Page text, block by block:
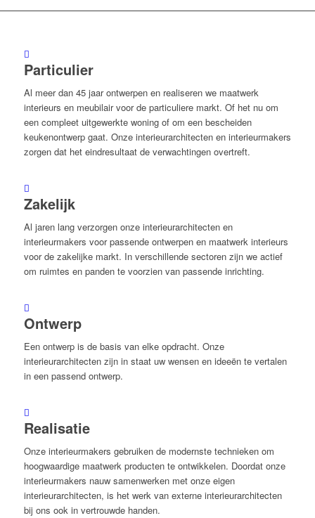
Particulier
Al meer dan 45 jaar ontwerpen en realiseren we maatwerk
interieurs en meubilair voor de particuliere markt. Of het nu om
een compleet uitgewerkte woning of om een bescheiden
keukenontwerp gaat. Onze interieurarchitecten en interieurmakers
zorgen dat het eindresultaat de verwachtingen overtreft.
Zakelijk
Al jaren lang verzorgen onze interieurarchitecten en
interieurmakers voor passende ontwerpen en maatwerk interieurs
voor de zakelijke markt. In verschillende sectoren zijn we actief
om ruimtes en panden te voorzien van passende inrichting.
Ontwerp
Een ontwerp is de basis van elke opdracht. Onze
interieurarchitecten zijn in staat uw wensen en ideeën te vertalen
in een passend ontwerp.
Realisatie
Onze interieurmakers gebruiken de modernste technieken om
hoogwaardige maatwerk producten te ontwikkelen. Doordat onze
interieurmakers nauw samenwerken met onze eigen
interieurarchitecten, is het werk van externe interieurarchitecten
bij ons ook in vertrouwde handen.